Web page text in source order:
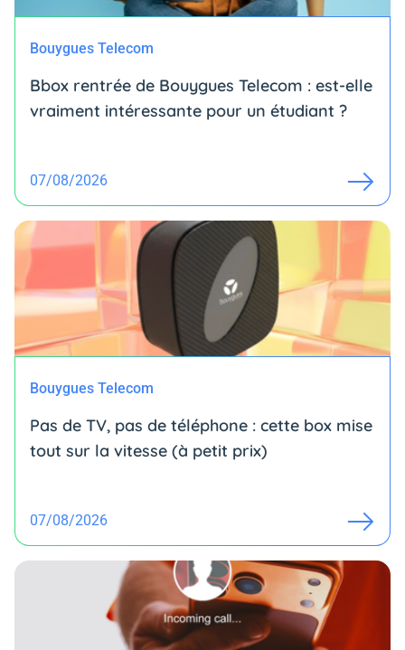
Bouygues Telecom
Bbox rentrée de Bouygues Telecom : est-elle
vraiment intéressante pour un étudiant ?
07/08/2026
Bouygues Telecom
Pas de TV, pas de téléphone : cette box mise
tout sur la vitesse (à petit prix)
07/08/2026